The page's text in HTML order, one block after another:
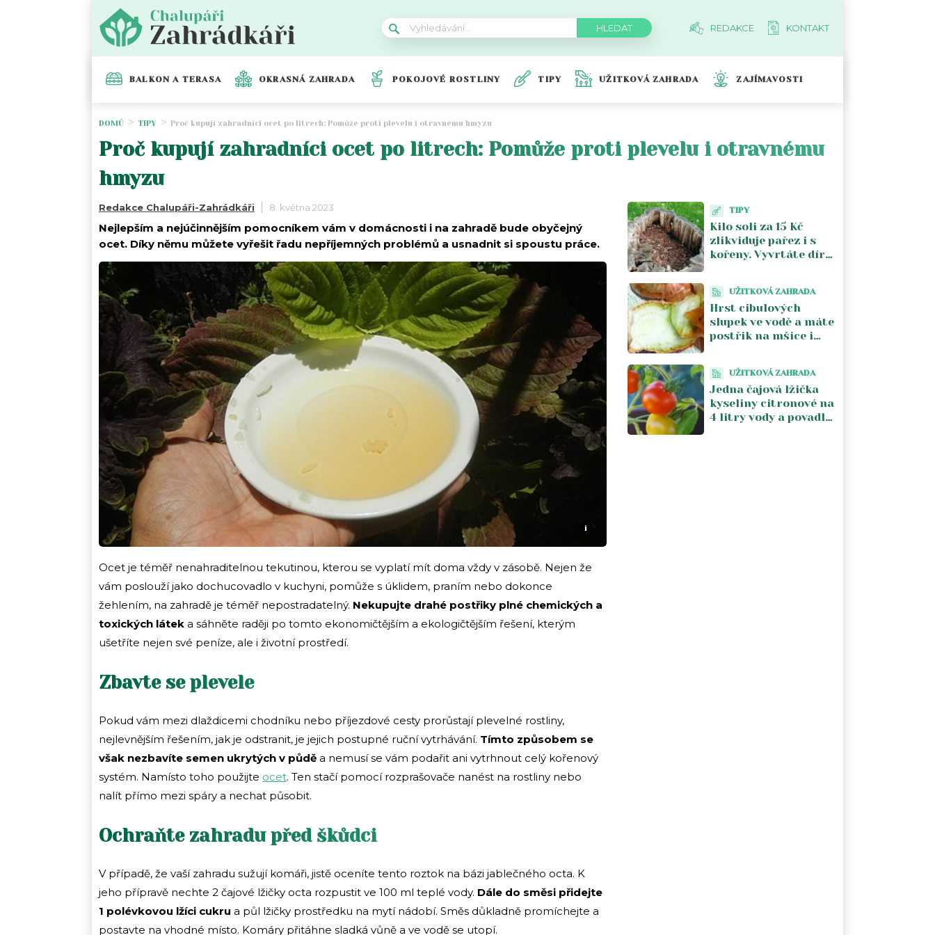
REDAKCE KONTAKT
BALKON A TERASA OKRASNÁ ZAHRADA POKOJOVÉ ROSTLINY TIPY UŽITKOVÁ ZAHRADA ZAJÍMAVOSTI
DOMŮ TIPY Proč kupují zahradníci ocet po litrech: Pomůže proti plevelu i otravnému hmyzu
Proč kupují zahradníci ocet po litrech: Pomůže proti plevelu i otravnému
hmyzu
Redakce Chalupáři-Zahrádkáři 8. května 2023
Nejlepším a nejúčinnějším pomocníkem vám v domácnosti i na zahradě bude obyčejný
ocet. Díky němu můžete vyřešit řadu nepříjemných problémů a usnadnit si spoustu práce.
i
Ocet je téměř nenahraditelnou tekutinou, kterou se vyplatí mít doma vždy v zásobě. Nejen že
vám poslouží jako dochucovadlo v kuchyni, pomůže s úklidem, praním nebo dokonce
žehlením, na zahradě je téměř nepostradatelný. Nekupujte drahé postřiky plné chemických a
toxických látek a sáhněte raději po tomto ekonomičtějším a ekologičtějším řešení, kterým
ušetříte nejen své peníze, ale i životní prostředí.
Zbavte se plevele
Pokud vám mezi dlaždicemi chodníku nebo příjezdové cesty prorůstají plevelné rostliny,
nejlevnějším řešením, jak je odstranit, je jejich postupné ruční vytrhávání. Tímto způsobem se
však nezbavíte semen ukrytých v půdě a nemusí se vám podařit ani vytrhnout celý kořenový
systém. Namísto toho použijte ocet. Ten stačí pomocí rozprašovače nanést na rostliny nebo
nalít přímo mezi spáry a nechat působit.
Ochraňte zahradu před škůdci
V případě, že vaší zahradu sužují komáři, jistě oceníte tento roztok na bázi jablečného octa. K
jeho přípravě nechte 2 čajové lžičky octa rozpustit ve 100 ml teplé vody. Dále do směsi přidejte
1 polévkovou lžíci cukru a půl lžičky prostředku na mytí nádobí. Směs důkladně promíchejte a
postavte na vhodné místo. Komáry přitáhne sladká vůně a ve vodě se utopí.
TIPY
Kilo soli za 15 Kč
zlikviduje pařez i s
kořeny. Vyvrtáte díry,
rukama
UŽITKOVÁ ZAHRADA
Hrst cibulových
slupek ve vodě a máte
postřik na mšice i
čtyři kroky
UŽITKOVÁ ZAHRADA
Jedna čajová lžička
kyseliny citronové na
4 litry vody a povadlá